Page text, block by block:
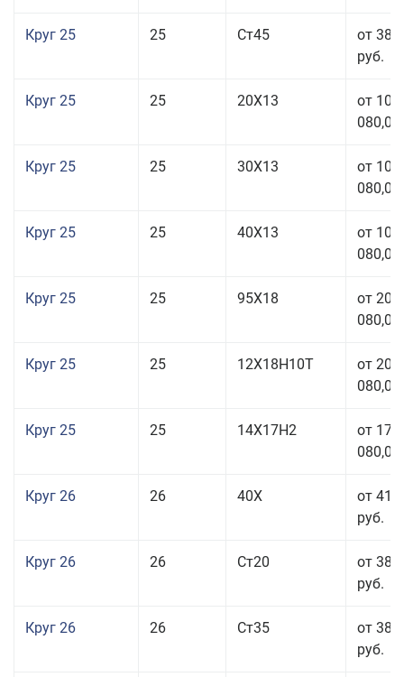
Круг 25 25 Ст45
от 38
руб.
Круг 25 25 20Х13
от 103
080,00
Круг 25 25 30Х13
от 103
080,00
Круг 25 25 40Х13
от 103
080,00
Круг 25 25 95Х18
от 208
080,00
Круг 25 25 12Х18Н10Т
от 208
080,00
Круг 25 25 14Х17Н2
от 179
080,00
Круг 26 26 40Х
от 41
руб.
Круг 26 26 Ст20
от 38
руб.
Круг 26 26 Ст35
от 38
руб.